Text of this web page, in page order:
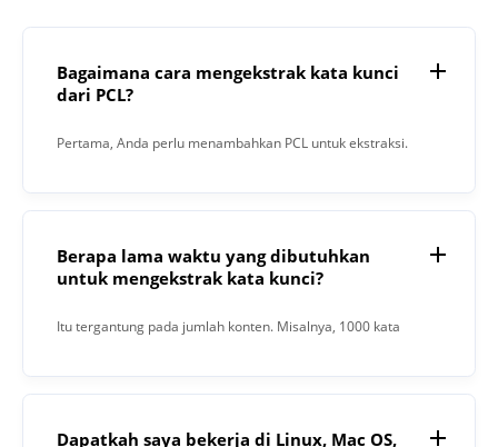
Bagaimana cara mengekstrak kata kunci
dari PCL?
Pertama, Anda perlu menambahkan PCL untuk ekstraksi.
Berapa lama waktu yang dibutuhkan
untuk mengekstrak kata kunci?
Itu tergantung pada jumlah konten. Misalnya, 1000 kata
Dapatkah saya bekerja di Linux, Mac OS,